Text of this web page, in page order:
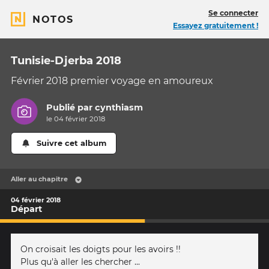
NOTOS
Se connecter
Essayez gratuitement !
Tunisie-Djerba 2018
Février 2018 premier voyage en amoureux
Publié parcynthiasm
le 04 février 2018
Suivre cet album
Aller au chapitre
04 février 2018
Départ
On croisait les doigts pour les avoirs !!
Plus qu'à aller les chercher ...